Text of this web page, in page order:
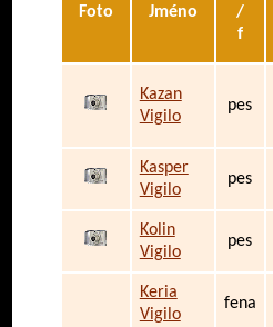
Foto Jméno
/
f
Kazan
Vigilo
pes
Kasper
Vigilo
pes
Kolin
Vigilo
pes
Keria
Vigilo
fena